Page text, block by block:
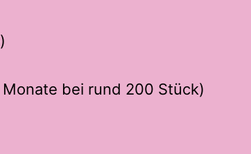
bei rund 200 Stück)